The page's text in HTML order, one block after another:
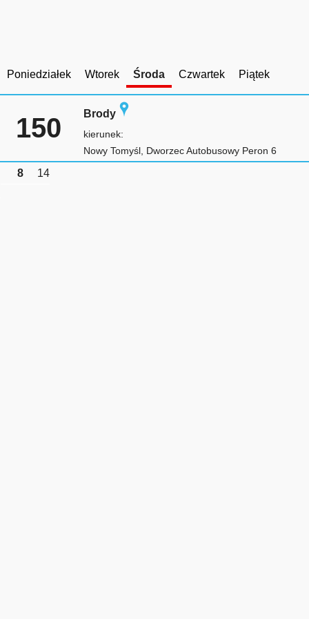
Poniedziałek Wtorek Środa Czwartek Piątek
150 Brody
kierunek:
Nowy Tomyśl, Dworzec Autobusowy Peron 6
8 14